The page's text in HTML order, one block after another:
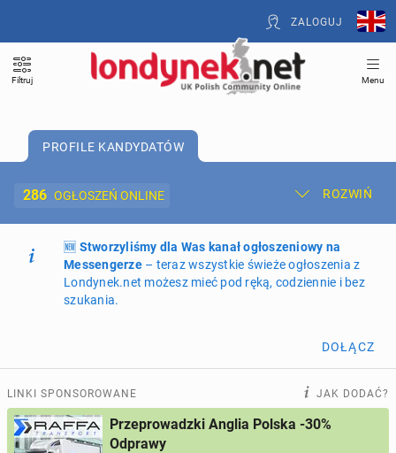
ZALOGUJ
Filtruj Menu
PROFILE KANDYDATÓW
286 OGŁOSZEŃ ONLINE ROZWIŃ
Dodaj ogłoszenie Moje ogłoszenia
Oferta i cennik ogłoszeń
ogłoszeń online
PROFILE KANDYDATÓW 286 profili online
🆕 Stworzyliśmy dla Was kanał ogłoszeniowy na
Messengerze– teraz wszystkie świeże ogłoszenia z
Londynek.net możesz mieć pod ręką, codziennie i bez
szukania.
DOŁĄCZ
LINKI SPONSOROWANE JAK DODAĆ?
Przeprowadzki Anglia Polska -30%
Odprawy